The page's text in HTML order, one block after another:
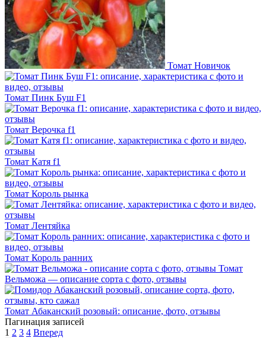
Томат Новичок
Томат Пинк Буш F1
Томат Верочка f1
Томат Катя f1
Томат Король рынка
Томат Лентяйка
Томат Король ранних
Томат
Вельможа — описание сорта с фото, отзывы
Томат Абаканский розовый: описание, фото, отзывы
Пагинация записей
1 2 3 4 Вперед